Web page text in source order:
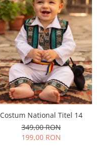
Costum National Titel 14
349,00 RON
199,00 RON